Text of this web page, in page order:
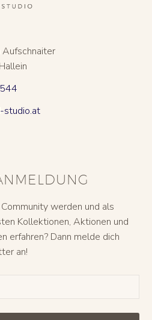
Aufschnaiter
studio.at
werden und als
Kollektionen, Aktionen und
erfahren? Dann melde dich
an!